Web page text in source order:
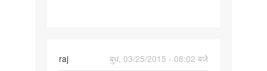
raj
बुध, 03/25/2015 - 08:02 बजे